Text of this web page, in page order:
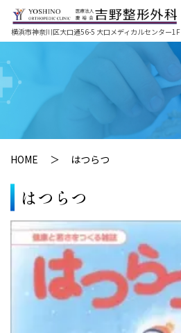
横浜市神奈川区大口通56-5 大口メディカルセンター1F
HOME はつらつ
はつらつ